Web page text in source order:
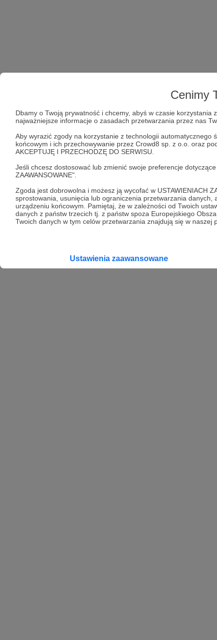
Cenimy
Dbamy o Twoją prywatność i chcemy, abyś w czasie korzystania
najważniejsze informacje o zasadach przetwarzania przez nas
Aby wyrazić zgody na korzystanie z technologii
końcowym i ich przechowywanie przez Crowd8 sp. z o.o. oraz
AKCEPTUJĘ I PRZECHODZĘ DO SERWISU.
Jeśli chcesz dostosować lub zmienić swoje preferencje
ZAAWANSOWANE".
Zgoda jest dobrowolna i możesz ją wycofać w USTAWIENIACH
sprostowania, usunięcia lub ograniczenia przetwarzania
urządzeniu końcowym. Pamiętaj, że w zależności od Twoich
danych z państw trzecich tj. z państw spoza Europejskiego
Twoich danych w tym celów przetwarzania znajdują się w naszej
Ustawienia zaawansowane